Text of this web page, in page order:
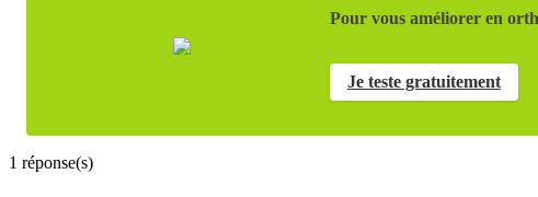
Pour vous améliorer en
Je teste gratuitement
1 réponse(s)